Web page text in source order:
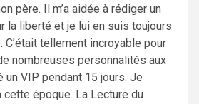
père. Il m’a aidée à rédiger un
la liberté et je lui en suis toujours
tellement incroyable pour
nombreuses personnalités aux
un VIP pendant 15 jours. Je
cette époque. La Lecture du